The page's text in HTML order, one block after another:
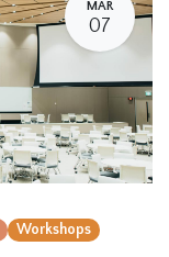
MAR
07
Workshops